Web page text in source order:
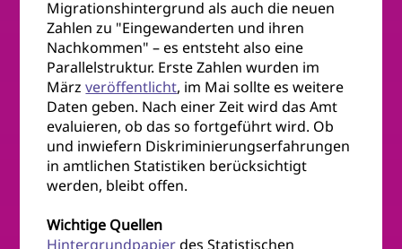
Migrationshintergrund als auch die neuen
Zahlen zu "Eingewanderten und ihren
Nachkommen" – es entsteht also eine
Parallelstruktur. Erste Zahlen wurden im
Märzveröffentlicht, im Mai sollte es weitere
Daten geben. Nach einer Zeit wird das Amt
evaluieren, ob das so fortgeführt wird. Ob
und inwiefern Diskriminierungserfahrungen
in amtlichen Statistiken berücksichtigt
werden, bleibt offen.
Wichtige Quellen
Hintergrundpapierdes Statistischen